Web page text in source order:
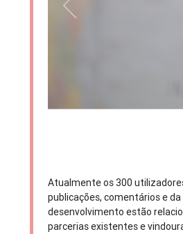
Atualmente os 300
publicações, comentários e
desenvolvimento estão
parcerias existentes e